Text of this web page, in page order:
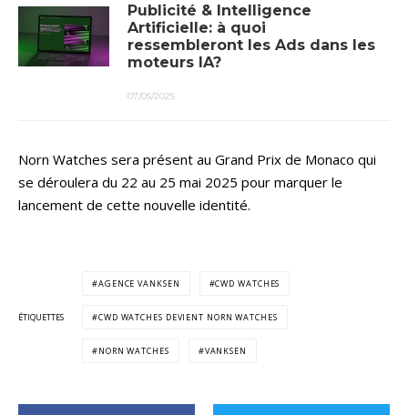
Publicité & Intelligence
Artificielle: à quoi
ressembleront les Ads dans les
moteurs IA?
07/05/2025
Norn Watches sera présent au Grand Prix de Monaco qui
se déroulera du 22 au 25 mai 2025 pour marquer le
lancement de cette nouvelle identité.
ÉTIQUETTES
AGENCE VANKSEN CWD WATCHES
CWD WATCHES DEVIENT NORN WATCHES
NORN WATCHES VANKSEN